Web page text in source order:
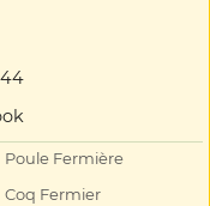
Poule Fermière
Coq Fermier